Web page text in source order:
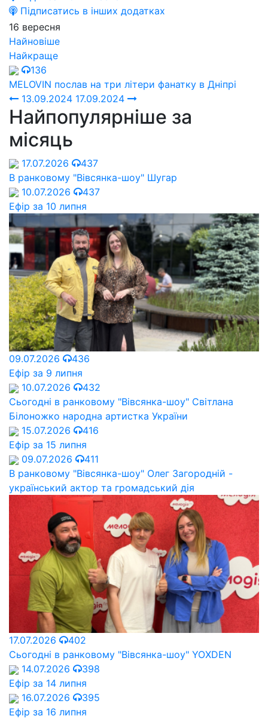
Підписатись в інших додатках
16 вересня
Найновіше
Найкраще
136
MELOVIN послав на три літери фанатку в Дніпрі
13.09.2024 17.09.2024
Найпопулярніше за
місяць
17.07.2026
437
В ранковому "Вівсянка-шоу" Шугар
10.07.2026
437
Ефір за 10 липня
09.07.2026
436
Ефір за 9 липня
10.07.2026
432
Сьогодні в ранковому "Вівсянка-шоу" Cвітлана
Білоножко народна артистка України
15.07.2026
416
Ефір за 15 липня
09.07.2026
411
В ранковому "Вівсянка-шоу" Олег Загородній -
український актор та громадський дія
17.07.2026
402
Сьогодні в ранковому "Вівсянка-шоу" YOXDEN
14.07.2026
398
Ефір за 14 липня
16.07.2026
395
Ефір за 16 липня